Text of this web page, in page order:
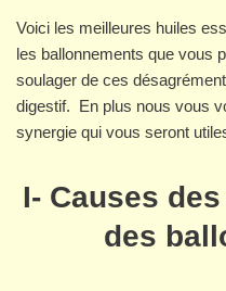
Voici les meilleures huiles
les ballonnements que vous
soulager de ces
digestif. En plus nous vous
synergie qui vous seront
I- Causes
des